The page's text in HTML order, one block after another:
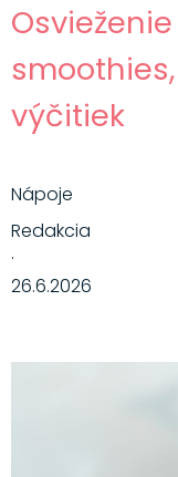
výčitiek
Nápoje
Redakcia
·
26.6.2026